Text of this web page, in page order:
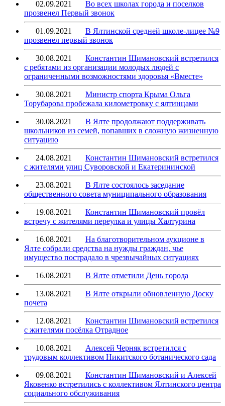
02.09.2021
Во всех школах города и поселков
прозвенел Первый звонок
01.09.2021
В Ялтинской средней школе-лицее №9
прозвенел первый звонок
30.08.2021
Константин Шимановский встретился
с ребятами из организации молодых людей с
ограниченными возможностями здоровья «Вместе»
30.08.2021
Министр спорта Крыма Ольга
Торубарова пробежала километровку с ялтинцами
30.08.2021
В Ялте продолжают поддерживать
школьников из семей, попавших в сложную жизненную
ситуацию
24.08.2021
Константин Шимановский встретился
с жителями улиц Суворовской и Екатерининской
23.08.2021
В Ялте состоялось заседание
общественного совета муниципального образования
19.08.2021
Константин Шимановский провёл
встречу с жителями переулка и улицы Халтурина
16.08.2021
На благотворительном аукционе в
Ялте собрали средства на нужды граждан, чье
имущество пострадало в чрезвычайных ситуациях
16.08.2021 В Ялте отметили День города
13.08.2021
В Ялте открыли обновленную Доску
почета
12.08.2021
Константин Шимановский встретился
с жителями посёлка Отрадное
10.08.2021
Алексей Черняк встретился с
трудовым коллективом Никитского ботанического сада
09.08.2021
Константин Шимановский и Алексей
Яковенко встретились с коллективом Ялтинского центра
социального обслуживания